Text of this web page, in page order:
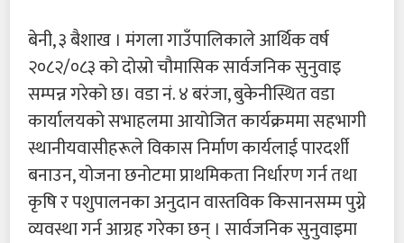
बेनी, ३ बैशाख । मंगला गाउँपालिकाले आर्थिक वर्ष
२०८२/०८३ को दोस्रो चौमासिक सार्वजनिक सुनुवाइ
सम्पन्न गरेको छ। वडा नं. ४ बरंजा, बुकेनीस्थित वडा
कार्यालयको सभाहलमा आयोजित कार्यक्रममा सहभागी
स्थानीयवासीहरूले विकास निर्माण कार्यलाई पारदर्शी
बनाउन, योजना छनोटमा प्राथमिकता निर्धारण गर्न तथा
कृषि र पशुपालनका अनुदान वास्तविक किसानसम्म पुग्ने
व्यवस्था गर्न आग्रह गरेका छन् । सार्वजनिक सुनुवाइमा